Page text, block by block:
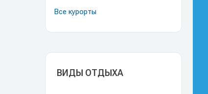
Все курорты
ВИДЫ ОТДЫХА